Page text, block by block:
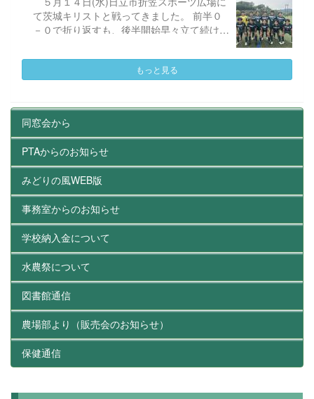
省からＡ類型の自営者養成高校の指定を受
け、新たに寮が整備されました。これが、現
日に発生した東日本大震災におきまして、学
思寮も被災し、食堂などを改修しました。）
て茨城キリストと戦ってきました。 前半０
－０で折り返すも、後半開始早々立て続けに
届かず１－３で試合終了。 結果以上の内
容だったと思います。内容が良かっただけに
破の壁を壊すためにもチーム一丸となって選
手権に臨みたいと思います。
もっと見る
同窓会から
PTAからのお知らせ
みどりの風WEB版
事務室からのお知らせ
学校納入金について
水農祭について
図書館通信
農場部より（販売会のお知らせ）
保健通信